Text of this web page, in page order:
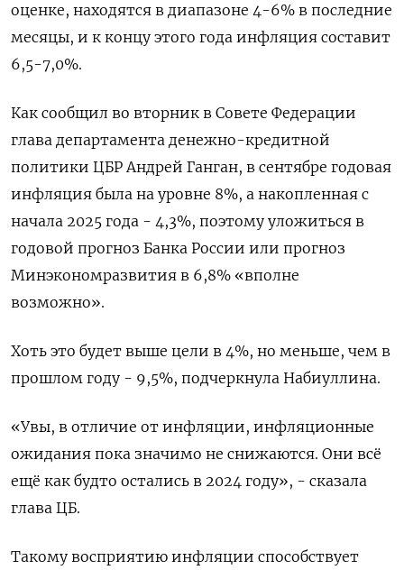
оценке, находятся в диапазоне 4-6% в последние
месяцы, и к концу этого года инфляция составит
6,5-7,0%.
Как сообщил во вторник в Совете Федерации
глава департамента денежно-кредитной
политики ЦБР Андрей Ганган, в сентябре годовая
инфляция была на уровне 8%, а накопленная с
начала 2025 года - 4,3%, поэтому уложиться в
годовой прогноз Банка России или прогноз
Минэкономразвития в 6,8% «вполне
возможно».
Хоть это будет выше цели в 4%, но меньше, чем в
прошлом году - 9,5%, подчеркнула Набиуллина.
«Увы, в отличие от инфляции, инфляционные
ожидания пока значимо не снижаются. Они всё
ещё как будто остались в 2024 году», - сказала
глава ЦБ.
Такому восприятию инфляции способствует